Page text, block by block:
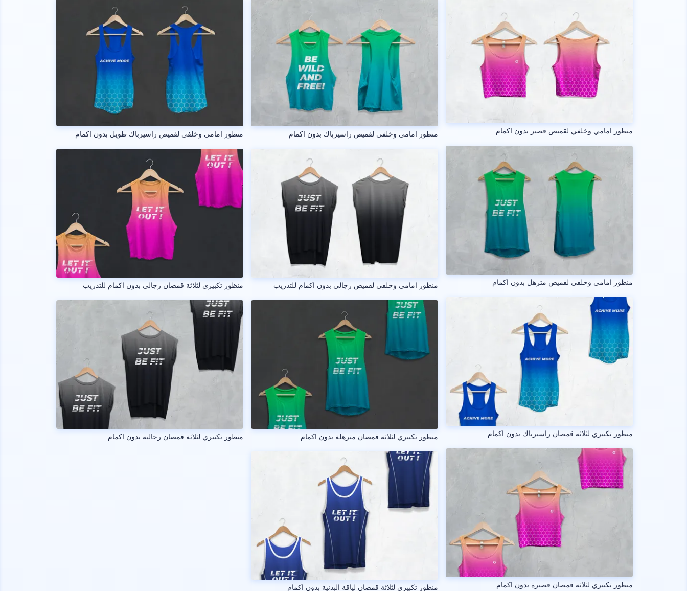
منظور امامي وخلفي لقميص قصير بدون اكمام
منظور امامي وخلفي لقميص مترهل بدون اكمام
منظور تكبيري لثلاثة قمصان راسيرباك بدون اكمام
منظور تكبيري لثلاثة قمصان قصيرة بدون اكمام
منظور امامي وخلفي لقميص راسيرباك بدون اكمام
منظور امامي وخلفي لقميص رجالي بدون اكمام للتدريب
منظور تكبيري لثلاثة قمصان مترهلة بدون اكمام
منظور تكبيري لثلاثة قمصان لياقة البدنية بدون اكمام
منظور امامي وخلفي لقميص راسيرباك طويل بدون اكمام
منظور تكبيري لثلاثة قمصان رجالي بدون اكمام للتدريب
منظور تكبيري لثلاثة قمصان رجالية بدون اكمام